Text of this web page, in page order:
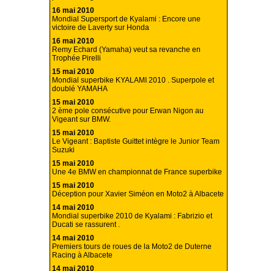
16 mai 2010
Mondial Supersport de Kyalami : Encore une
victoire de Laverty sur Honda
16 mai 2010
Remy Echard (Yamaha) veut sa revanche en
Trophée Pirelli
15 mai 2010
Mondial superbike KYALAMI 2010 . Superpole et
doublé YAMAHA
15 mai 2010
2 ème pole consécutive pour Erwan Nigon au
Vigeant sur BMW.
15 mai 2010
Le Vigeant : Baptiste Guittet intègre le Junior Team
Suzuki
15 mai 2010
Une 4e BMW en championnat de France superbike
15 mai 2010
Déception pour Xavier Siméon en Moto2 à Albacete
14 mai 2010
Mondial superbike 2010 de Kyalami : Fabrizio et
Ducati se rassurent .
14 mai 2010
Premiers tours de roues de la Moto2 de Duterne
Racing à Albacete
14 mai 2010